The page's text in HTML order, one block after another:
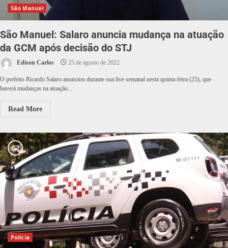
São Manuel
São Manuel: Salaro anuncia mudança na atuação
da GCM após decisão do STJ
Edison Carlos 25 de agosto de 2022
O prefeito Ricardo Salaro anunciou durante sua live semanal nesta quinta-feira (25), que
haverá mudanças na atuação...
Read More
Polícia